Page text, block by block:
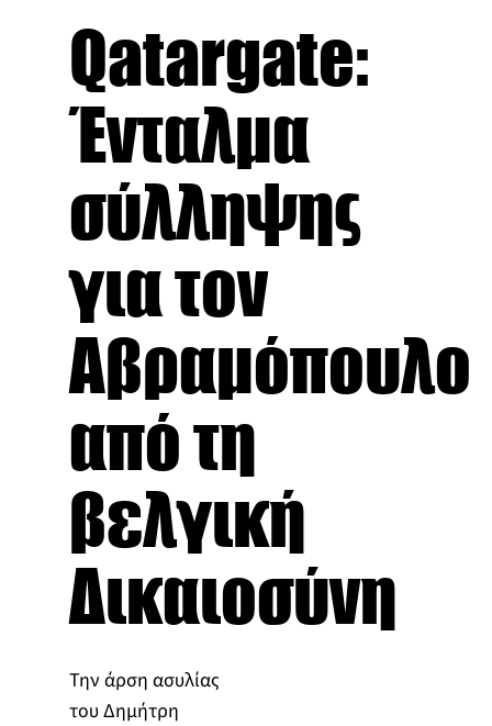
Qatargate:
Ένταλμα
σύλληψης
για τον
Αβραμόπουλο
από τη
βελγική
Δικαιοσύνη
Την άρση ασυλίας
του Δημήτρη